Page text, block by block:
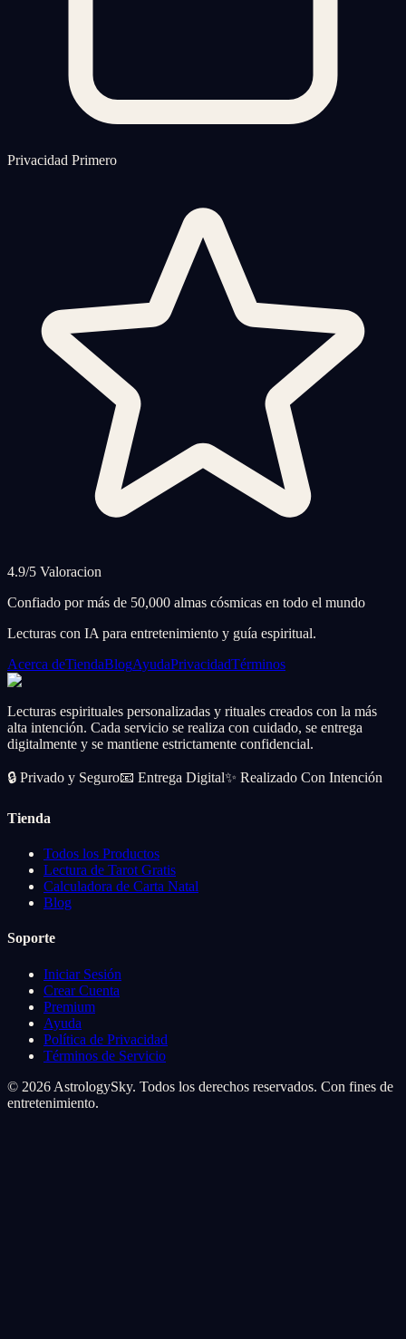
Privacidad Primero
4.9/5 Valoracion
Confiado por más de 50,000 almas cósmicas en todo el mundo
Lecturas con IA para entretenimiento y guía espiritual.
Acerca deTiendaBlogAyudaPrivacidadTérminos
Lecturas espirituales personalizadas y rituales creados con la más
alta intención. Cada servicio se realiza con cuidado, se entrega
digitalmente y se mantiene estrictamente confidencial.
🔒 Privado y Seguro📧 Entrega Digital✨ Realizado Con Intención
Tienda
Todos los Productos
Lectura de Tarot Gratis
Calculadora de Carta Natal
Blog
Soporte
Iniciar Sesión
Crear Cuenta
Premium
Ayuda
Política de Privacidad
Términos de Servicio
© 2026 AstrologySky. Todos los derechos reservados. Con fines de
entretenimiento.